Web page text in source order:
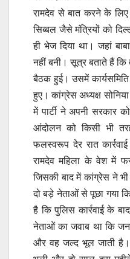
रामदेव से बात करने के
सिब्बल जैसे मंत्रियों को
ही भेज दिया था। जहां
नहीं बनी। सूत्र बताते हैं
बैठक हुई। उसमें
हुए। कांग्रेस अध्यक्ष
में पार्टी ने अपनी सरकार
आंदोलन को किसी भी
फलस्वरूप देर रात
रामदेव महिला के वेश में
जिसकी बाद में कांग्रेस ने
दो बड़े नेताओं से पूछा गया
है कि पुलिस कार्रवाई के
नेताओं का जवाब था कि
और वह जल्द भूल जाती